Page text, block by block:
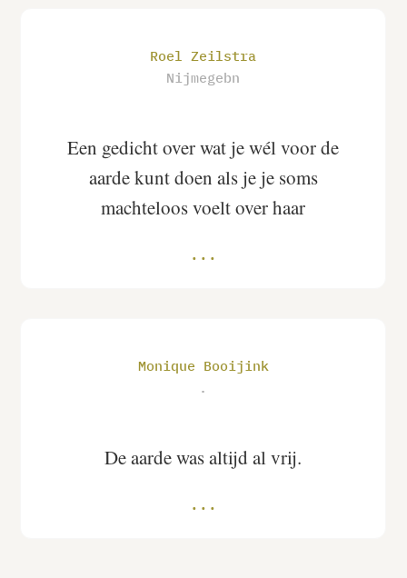
Roel Zeilstra
Nijmegebn
Een gedicht over wat je wél voor de
aarde kunt doen als je je soms
machteloos voelt over haar
Monique Booijink
.
De aarde was altijd al vrij.